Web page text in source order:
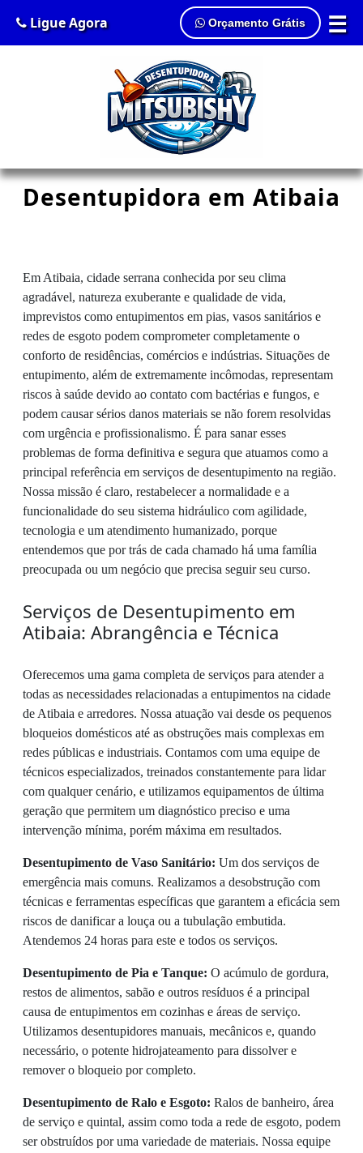
☰
Ligue Agora Orçamento Grátis
Desentupidora em Atibaia
Em Atibaia, cidade serrana conhecida por seu clima
agradável, natureza exuberante e qualidade de vida,
imprevistos como entupimentos em pias, vasos sanitários e
redes de esgoto podem comprometer completamente o
conforto de residências, comércios e indústrias. Situações de
entupimento, além de extremamente incômodas, representam
riscos à saúde devido ao contato com bactérias e fungos, e
podem causar sérios danos materiais se não forem resolvidas
com urgência e profissionalismo. É para sanar esses
problemas de forma definitiva e segura que atuamos como a
principal referência em serviços de desentupimento na região.
Nossa missão é claro, restabelecer a normalidade e a
funcionalidade do seu sistema hidráulico com agilidade,
tecnologia e um atendimento humanizado, porque
entendemos que por trás de cada chamado há uma família
preocupada ou um negócio que precisa seguir seu curso.
Serviços de Desentupimento em
Atibaia: Abrangência e Técnica
Oferecemos uma gama completa de serviços para atender a
todas as necessidades relacionadas a entupimentos na cidade
de Atibaia e arredores. Nossa atuação vai desde os pequenos
bloqueios domésticos até as obstruções mais complexas em
redes públicas e industriais. Contamos com uma equipe de
técnicos especializados, treinados constantemente para lidar
com qualquer cenário, e utilizamos equipamentos de última
geração que permitem um diagnóstico preciso e uma
intervenção mínima, porém máxima em resultados.
Desentupimento de Vaso Sanitário: Um dos serviços de
emergência mais comuns. Realizamos a desobstrução com
técnicas e ferramentas específicas que garantem a eficácia sem
riscos de danificar a louça ou a tubulação embutida.
Atendemos 24 horas para este e todos os serviços.
Desentupimento de Pia e Tanque: O acúmulo de gordura,
restos de alimentos, sabão e outros resíduos é a principal
causa de entupimentos em cozinhas e áreas de serviço.
Utilizamos desentupidores manuais, mecânicos e, quando
necessário, o potente hidrojateamento para dissolver e
remover o bloqueio por completo.
Desentupimento de Ralo e Esgoto: Ralos de banheiro, área
de serviço e quintal, assim como toda a rede de esgoto, podem
ser obstruídos por uma variedade de materiais. Nossa equipe